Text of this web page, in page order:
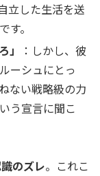
立した生活を送
す。
：しかし、彼
ーシュにとっ
ない戦略級の力
う宣言に聞こ
のズレ。これこ